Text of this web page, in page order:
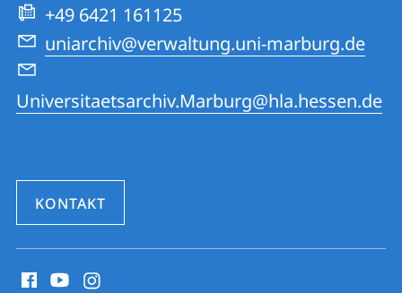
+49 6421 161125
uniarchiv@verwaltung.uni-marburg.de
Universitaetsarchiv.Marburg@hla.hessen.de
KONTAKT